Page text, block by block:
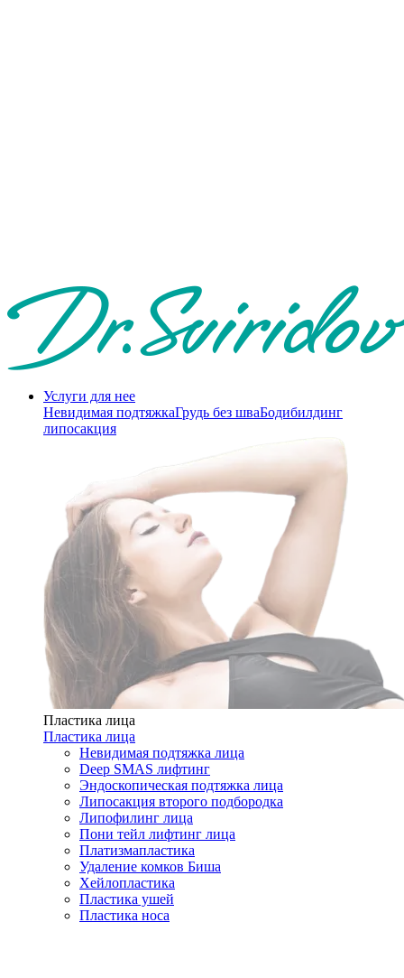
Услуги для нее
Невидимая подтяжкаГрудь без шваБодибилдинг
липосакция
Пластика лица
Пластика лица
Невидимая подтяжка лица
Deep SMAS лифтинг
Эндоскопическая подтяжка лица
Липосакция второго подбородка
Липофилинг лица
Пони тейл лифтинг лица
Платизмапластика
Удаление комков Биша
Хейлопластика
Пластика ушей
Пластика носа